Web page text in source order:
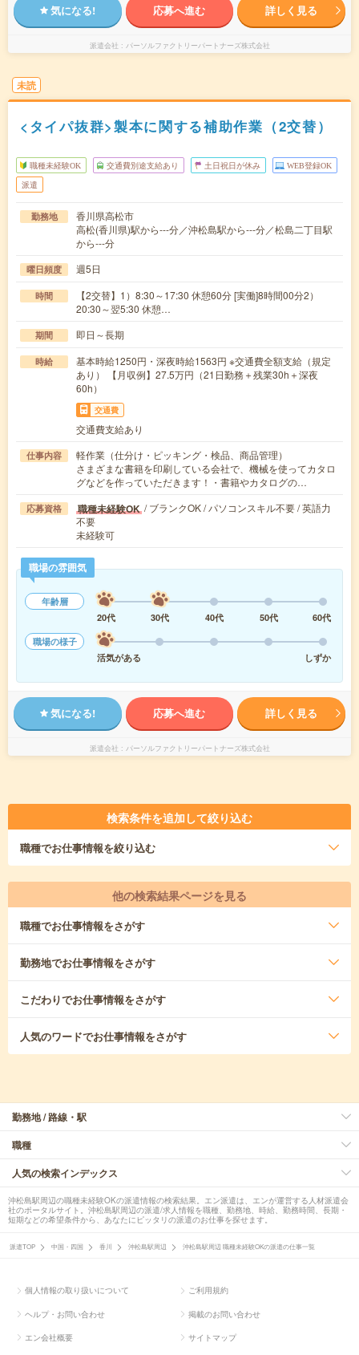
気になる! 応募へ進む 詳しく見る
派遣会社 パーソルファクトリーパートナーズ株式会社
未読
<タイパ抜群>製本に関する補助作業（2交替）
職種未経験OK 交通費別途支給あり 土日祝日が休み WEB登録OK
派遣
勤務地
香川県高松市
高松(香川県)駅から---分／沖松島駅から---分／松島二丁目駅
から---分
曜日頻度 週5日
時間
【2交替】1）8:30～17:30 休憩60分 [実働]8時間00分2）
20:30～翌5:30 休憩…
期間 即日～長期
時給
基本時給1250円・深夜時給1563円 ※交通費全額支給（規定
あり） 【月収例】27.5万円（21日勤務＋残業30h＋深夜
60h）
交通費
交通費支給あり
仕事内容
軽作業（仕分け・ピッキング・検品、商品管理）
さまざまな書籍を印刷している会社で、機械を使ってカタロ
グなどを作っていただきます！・書籍やカタログの…
応募資格 職種未経験OK / ブランクOK / パソコンスキル不要 / 英語力
不要
未経験可
職場の雰囲気
年齢層
20代
30代 40代 50代
60代
職場の様子
活気がある
しずか
気になる! 応募へ進む 詳しく見る
派遣会社 パーソルファクトリーパートナーズ株式会社
検索条件を追加して絞り込む
職種でお仕事情報を絞り込む
他の検索結果ページを見る
職種でお仕事情報をさがす
勤務地でお仕事情報をさがす
こだわりでお仕事情報をさがす
人気のワードでお仕事情報をさがす
勤務地 / 路線・駅
職種
人気の検索インデックス
沖松島駅周辺の職種未経験OKの派遣情報の検索結果。エン派遣は、エンが運営する人材派遣会
社のポータルサイト。沖松島駅周辺の派遣/求人情報を職種、勤務地、時給、勤務時間、長期・
短期などの希望条件から、あなたにピッタリの派遣のお仕事を探せます。
派遣TOP 中国・四国 香川 沖松島駅周辺 沖松島駅周辺 職種未経験OKの派遣の仕事一覧
個人情報の取り扱いについて ご利用規約
ヘルプ・お問い合わせ 掲載のお問い合わせ
エン会社概要 サイトマップ